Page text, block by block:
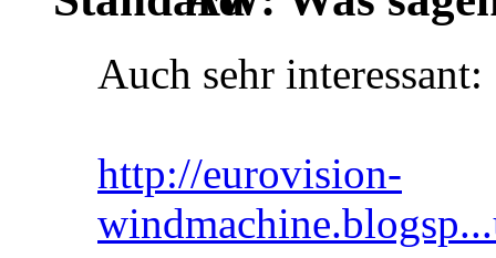
Auch sehr interessant:
http://eurovision-